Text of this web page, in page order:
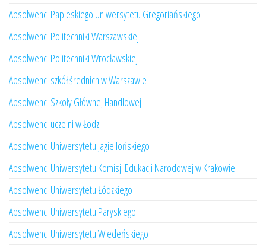
Absolwenci Papieskiego Uniwersytetu Gregoriańskiego
Absolwenci Politechniki Warszawskiej
Absolwenci Politechniki Wrocławskiej
Absolwenci szkół średnich w Warszawie
Absolwenci Szkoły Głównej Handlowej
Absolwenci uczelni w Łodzi
Absolwenci Uniwersytetu Jagiellońskiego
Absolwenci Uniwersytetu Komisji Edukacji Narodowej w Krakowie
Absolwenci Uniwersytetu Łódzkiego
Absolwenci Uniwersytetu Paryskiego
Absolwenci Uniwersytetu Wiedeńskiego